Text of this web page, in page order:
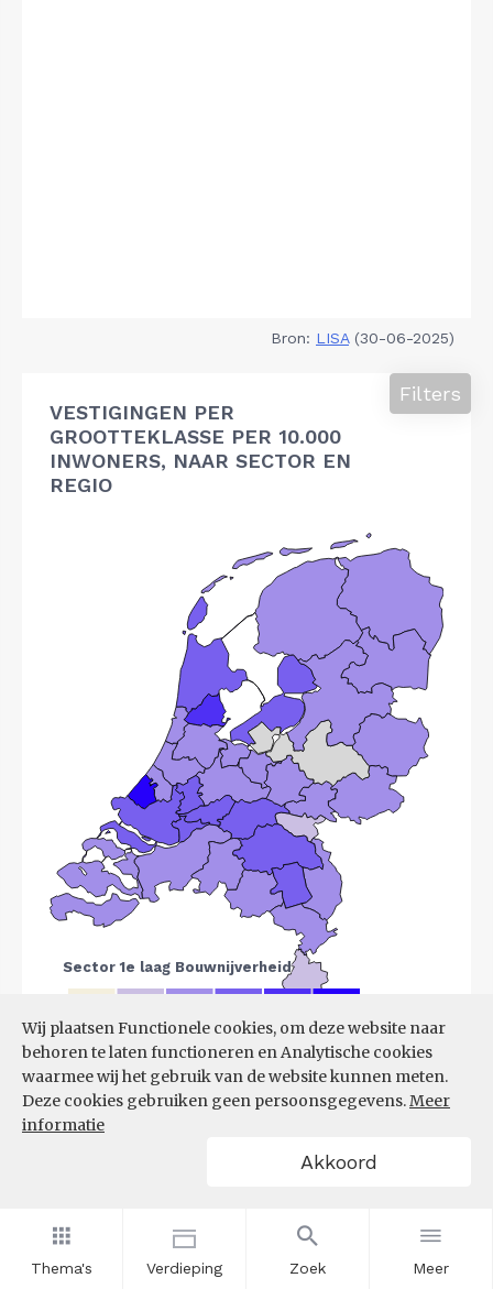
Thema's Verdieping Zoek Meer
Wij plaatsen Functionele cookies, om deze website naar
behoren te laten functioneren en Analytische cookies
waarmee wij het gebruik van de website kunnen meten.
Deze cookies gebruiken geen persoonsgegevens.Meer
informatie
Akkoord
Bron: LISA(30-06-2025)
VESTIGINGEN PER
GROOTTEKLASSE PER 10.000
INWONERS, NAAR SECTOR EN
REGIO
Filters
Bron: LISA
VESTIGINGEN PER
GROOTTEKLASSE PER 10.000